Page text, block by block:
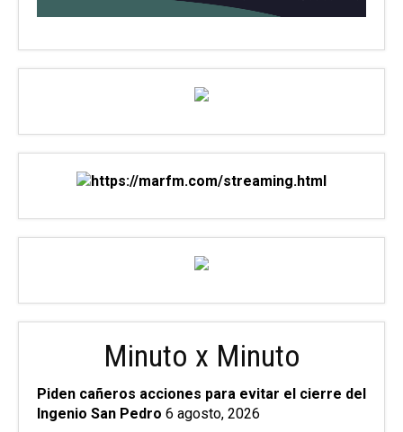
Minuto x Minuto
Piden cañeros acciones para evitar el cierre del
Ingenio San Pedro 6 agosto, 2026